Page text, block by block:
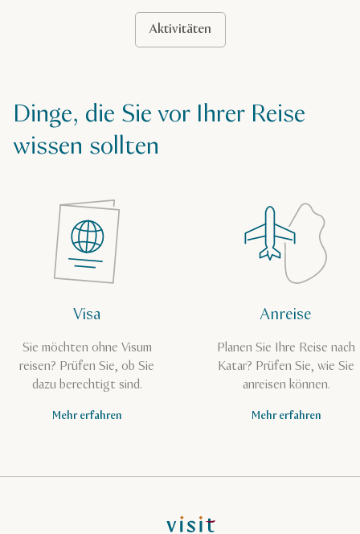
Aktivitäten
Dinge, die Sie vor Ihrer Reise
wissen sollten
Visa
Sie möchten ohne Visum
reisen? Prüfen Sie, ob Sie
dazu berechtigt sind.
Mehr erfahren
Anreise
Planen Sie Ihre Reise nach
Katar? Prüfen Sie, wie Sie
anreisen können.
Mehr erfahren
VisitQatar Homepage